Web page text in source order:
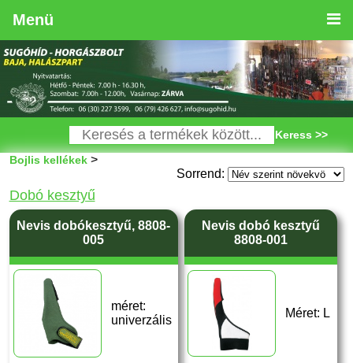
Menü
Keress >>
Bojlis kellékek>
Sorrend:
Dobó kesztyű
Nevis dobókesztyű, 8808-
005
méret:
univerzális
Nevis dobó kesztyű
8808-001
Méret: L